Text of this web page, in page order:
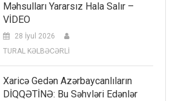
Məhsulları Yararsız Hala Salır –
VİDEO
28 İyul 2026
TURAL KƏLBƏCƏRLİ
Xaricə Gedən Azərbaycanlıların
DİQQƏTİNƏ: Bu Səhvləri Edənlər